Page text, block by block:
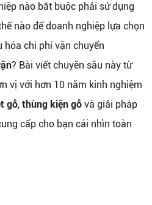
nào bắt buộc phải sử dụng
nào để doanh nghiệp lựa chọn
hóa chi phí vận chuyển
? Bài viết chuyên sâu này từ
vị với hơn 10 năm kinh nghiệm
gỗ, thùng kiện gỗ và giải pháp
cấp cho bạn cái nhìn toàn